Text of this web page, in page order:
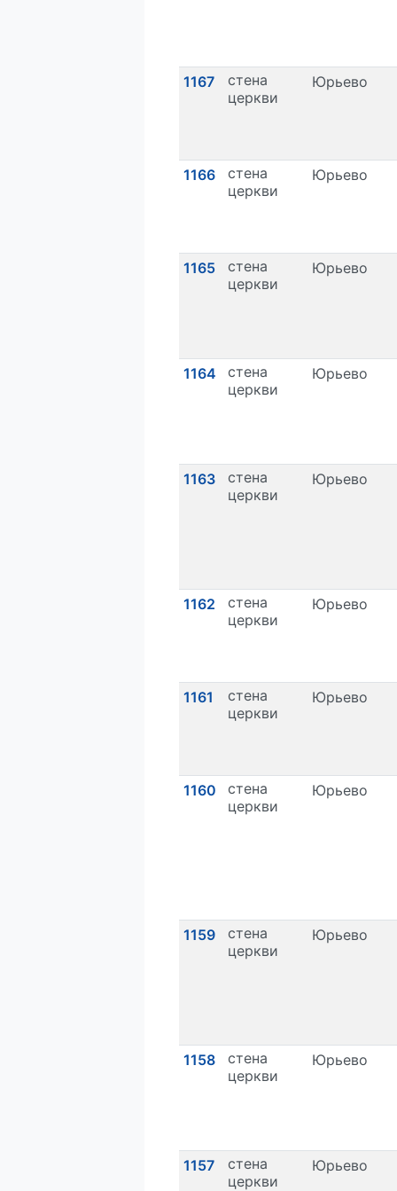
1167
стена
церкви
Юрьево
1166
стена
церкви
Юрьево
1165
стена
церкви
Юрьево
1164
стена
церкви
Юрьево
1163
стена
церкви
Юрьево
1162
стена
церкви
Юрьево
1161
стена
церкви
Юрьево
1160
стена
церкви
Юрьево
1159
стена
церкви
Юрьево
1158
стена
церкви
Юрьево
1157
стена
церкви
Юрьево